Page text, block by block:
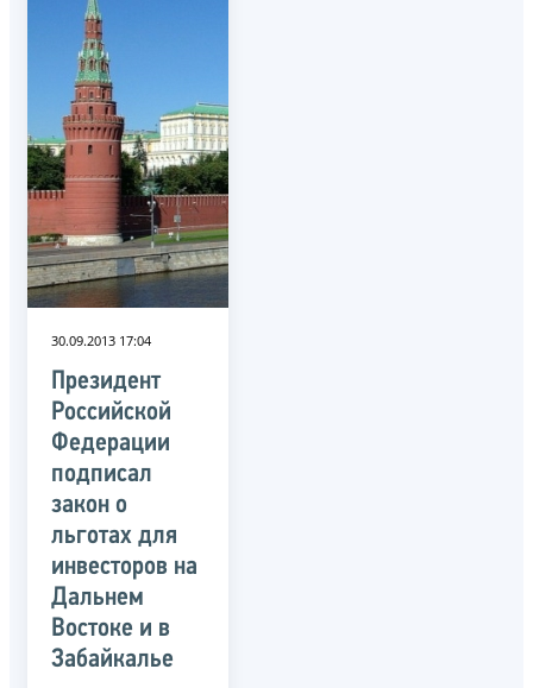
30.09.2013 17:04
Президент
Российской
Федерации
подписал
закон о
льготах для
инвесторов на
Дальнем
Востоке и в
Забайкалье